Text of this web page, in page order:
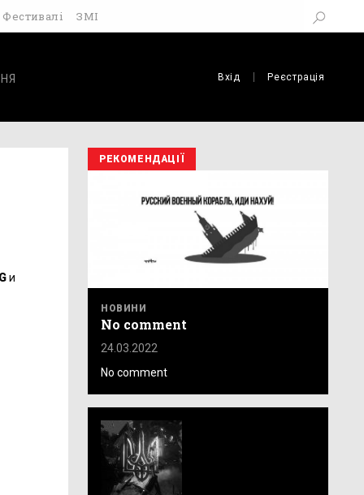
Фестивалі ЗМІ
Вхід Реєстрація
и
РЕКОМЕНДАЦІЇ
НОВИНИ
No comment
24.03.2022
No comment